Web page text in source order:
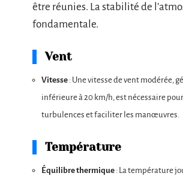
être réunies. La stabilité de
fondamentale.
Vent
Vitesse : Une vitesse de vent modérée,
inférieure à 20 km/h, est nécessaire
turbulences et faciliter les manœuvres.
Température
Équilibre thermique : La température